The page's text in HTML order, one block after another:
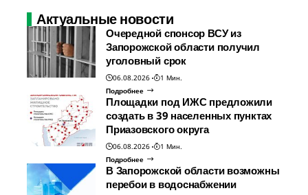
Актуальные новости
Очередной спонсор ВСУ из
Запорожской области получил
уголовный срок
06.08.2026
1 Мин.
Подробнее
Площадки под ИЖС предложили
создать в 39 населенных пунктах
Приазовского округа
06.08.2026
1 Мин.
Подробнее
В Запорожской области возможны
перебои в водоснабжении